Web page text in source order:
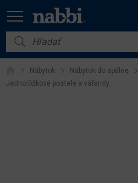
Nábytok
Vybavenie do domácnosti
Nábytok Nábytok do spálne
Jednolôžkové postele a váľandy